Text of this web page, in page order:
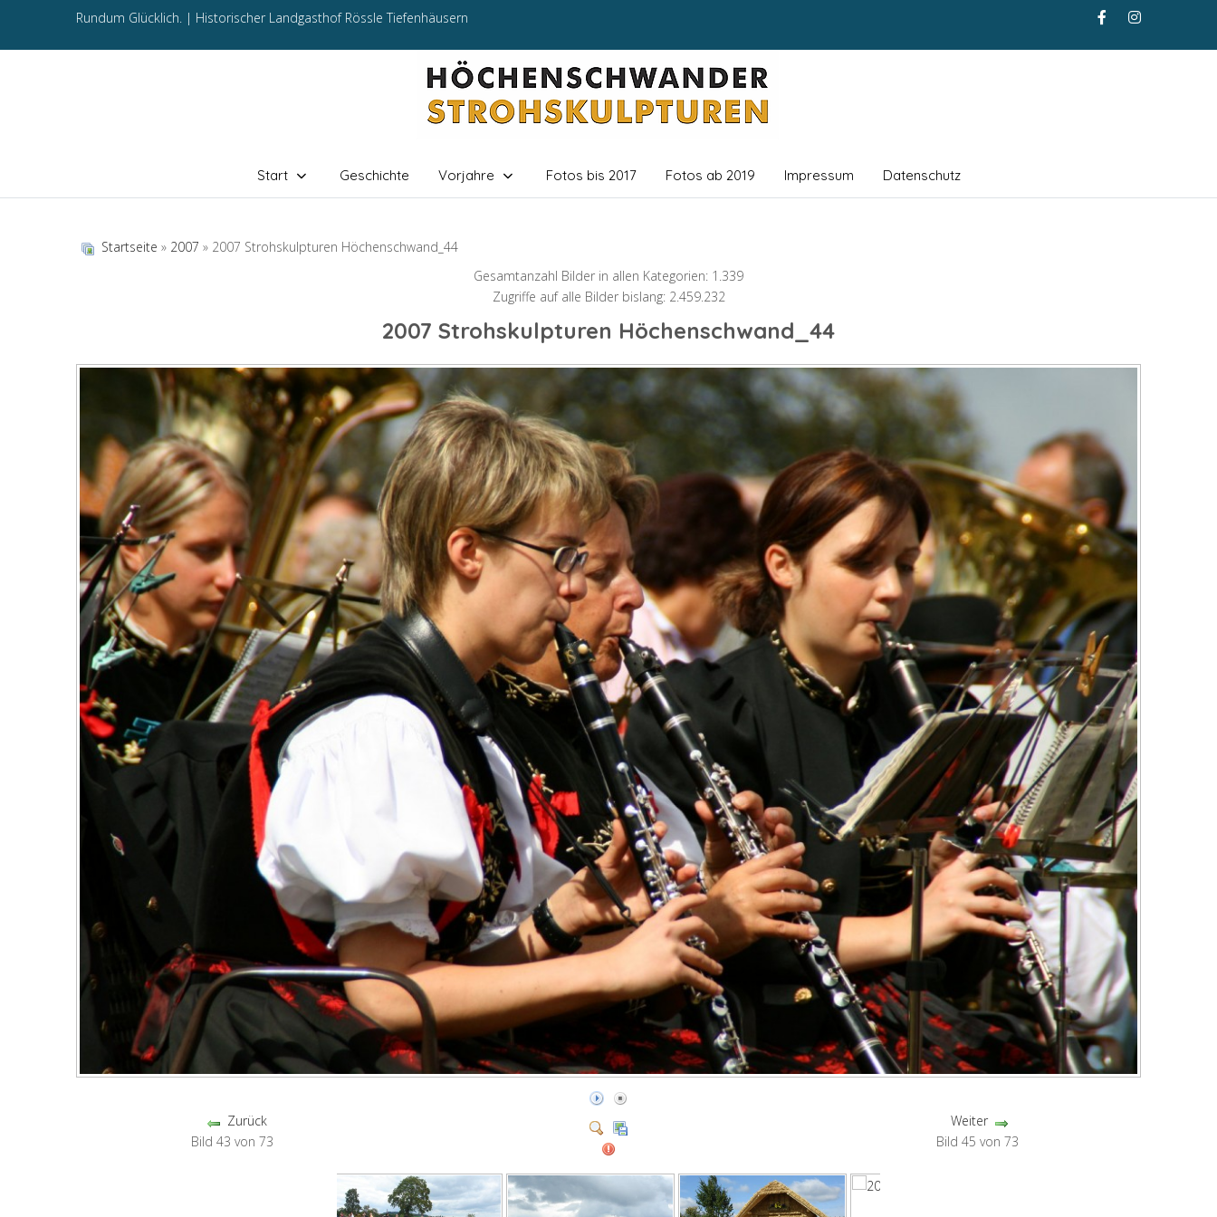
Rundum Glücklich. | Historischer Landgasthof Rössle Tiefenhäusern
Start Geschichte Vorjahre Fotos bis 2017 Fotos ab 2019 Impressum Datenschutz
Startseite » 2007 » 2007 Strohskulpturen Höchenschwand_44
Gesamtanzahl Bilder in allen Kategorien: 1.339
Zugriffe auf alle Bilder bislang: 2.459.232
2007 Strohskulpturen Höchenschwand_44
Zurück
Bild 43 von 73
Weiter
Bild 45 von 73